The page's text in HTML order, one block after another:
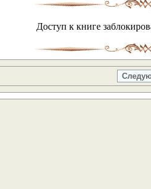
Доступ к книге